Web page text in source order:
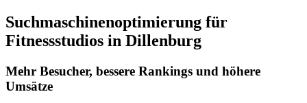
Suchmaschinenoptimierung für
Fitnessstudios in Dillenburg
Mehr Besucher, bessere Rankings und höhere
Umsätze